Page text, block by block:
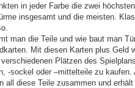
in jeder Farbe die zwei
insgesamt und die meisten.
man die Teile und wie baut man
Mit diesen Karten plus Geld
verschiedenen Plätzen des
-sockel oder –mittelteile zu kaufen.
all diese Teile zusammen und